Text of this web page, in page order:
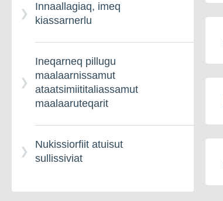
Innaallagiaq, imeq
kiassarnerlu
Ineqarneq pillugu
maalaarnissamut
ataatsimiititaliassamut
maalaaruteqarit
Nukissiorfiit atuisut
sullissiviat